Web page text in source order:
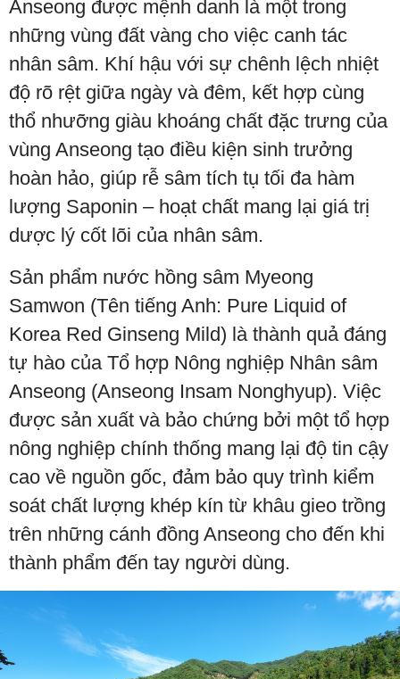
Anseong được mệnh danh là một trong
những vùng đất vàng cho việc canh tác
nhân sâm. Khí hậu với sự chênh lệch nhiệt
độ rõ rệt giữa ngày và đêm, kết hợp cùng
thổ nhưỡng giàu khoáng chất đặc trưng của
vùng Anseong tạo điều kiện sinh trưởng
hoàn hảo, giúp rễ sâm tích tụ tối đa hàm
lượng Saponin – hoạt chất mang lại giá trị
dược lý cốt lõi của nhân sâm.
Sản phẩm nước hồng sâm Myeong
Samwon (Tên tiếng Anh: Pure Liquid of
Korea Red Ginseng Mild) là thành quả đáng
tự hào của Tổ hợp Nông nghiệp Nhân sâm
Anseong (Anseong Insam Nonghyup). Việc
được sản xuất và bảo chứng bởi một tổ hợp
nông nghiệp chính thống mang lại độ tin cậy
cao về nguồn gốc, đảm bảo quy trình kiểm
soát chất lượng khép kín từ khâu gieo trồng
trên những cánh đồng Anseong cho đến khi
thành phẩm đến tay người dùng.